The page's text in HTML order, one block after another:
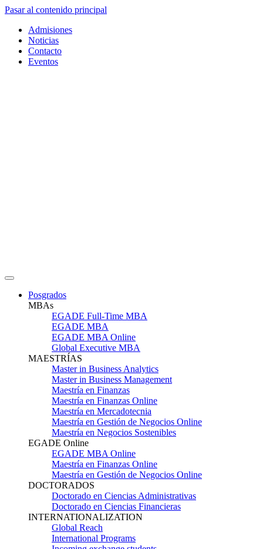
Pasar al contenido principal
Admisiones
Noticias
Contacto
Eventos
Posgrados
MBAs
EGADE Full-Time MBA
EGADE MBA
EGADE MBA Online
Global Executive MBA
MAESTRÍAS
Master in Business Analytics
Master in Business Management
Maestría en Finanzas
Maestría en Finanzas Online
Maestría en Mercadotecnia
Maestría en Gestión de Negocios Online
Maestría en Negocios Sostenibles
EGADE Online
EGADE MBA Online
Maestría en Finanzas Online
Maestría en Gestión de Negocios Online
DOCTORADOS
Doctorado en Ciencias Administrativas
Doctorado en Ciencias Financieras
INTERNATIONALIZATION
Global Reach
International Programs